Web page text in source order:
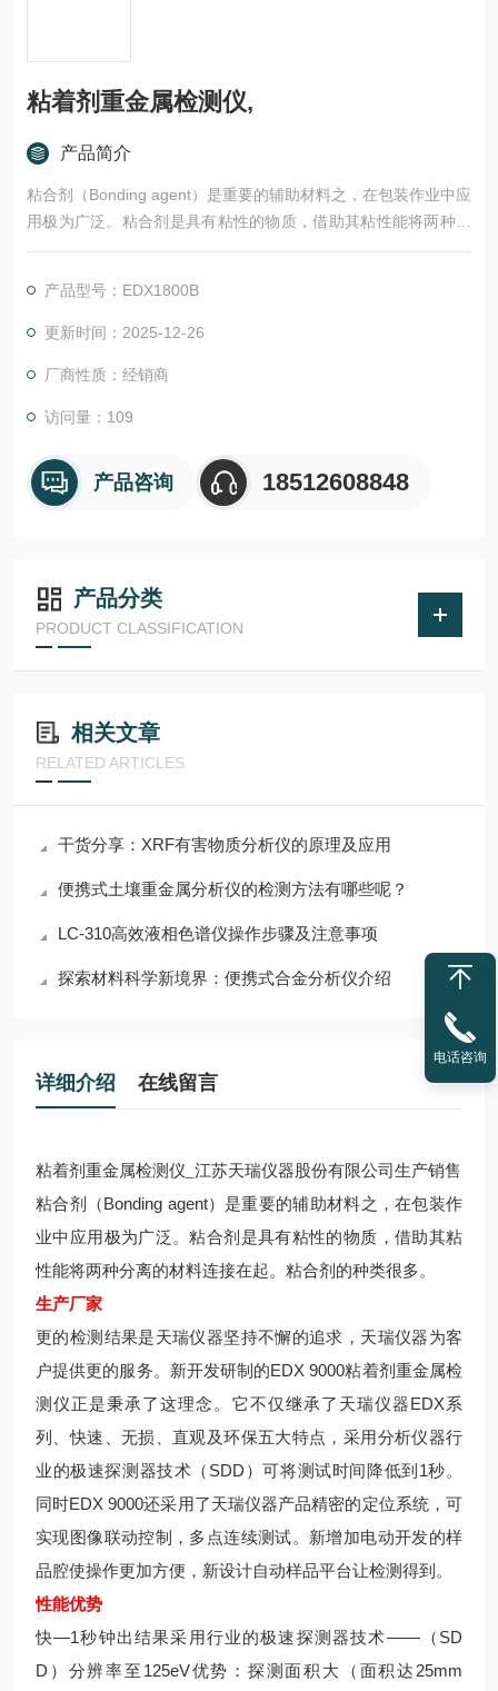
粘着剂重金属检测仪,
产品简介
粘合剂（Bonding agent）是重要的辅助材料之，在包装作业中应
用极为广泛。粘合剂是具有粘性的物质，借助其粘性能将两种分
离的材料连接在起。粘合剂的种类很多。
产品型号：EDX1800B
更新时间：2025-12-26
厂商性质：经销商
访问量：109
产品咨询 18512608848
产品分类
PRODUCT CLASSIFICATION
相关文章
RELATED ARTICLES
干货分享：XRF有害物质分析仪的原理及应用
便携式土壤重金属分析仪的检测方法有哪些呢？
LC-310高效液相色谱仪操作步骤及注意事项
探索材料科学新境界：便携式合金分析仪介绍
详细介绍 在线留言
粘着剂重金属检测仪_江苏天瑞仪器股份有限公司生产销售
粘合剂（Bonding agent）是重要的辅助材料之，在包装作
业中应用极为广泛。粘合剂是具有粘性的物质，借助其粘
性能将两种分离的材料连接在起。粘合剂的种类很多。
生产厂家
更的检测结果是天瑞仪器坚持不懈的追求，天瑞仪器为客
户提供更的服务。新开发研制的EDX 9000粘着剂重金属检
测仪正是秉承了这理念。它不仅继承了天瑞仪器EDX系
列、快速、无损、直观及环保五大特点，采用分析仪器行
业的极速探测器技术（SDD）可将测试时间降低到1秒。
同时EDX 9000还采用了天瑞仪器产品精密的定位系统，可
实现图像联动控制，多点连续测试。新增加电动开发的样
品腔使操作更加方便，新设计自动样品平台让检测得到。
性能优势
快—1秒钟出结果采用行业的极速探测器技术——（SD
D）分辨率至125eV优势：探测面积大（面积达25mm
电话咨询